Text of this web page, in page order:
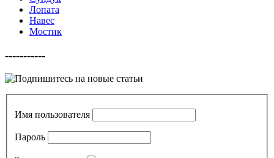
Лопата
Навес
Мостик
-----------
Имя пользователя
Пароль